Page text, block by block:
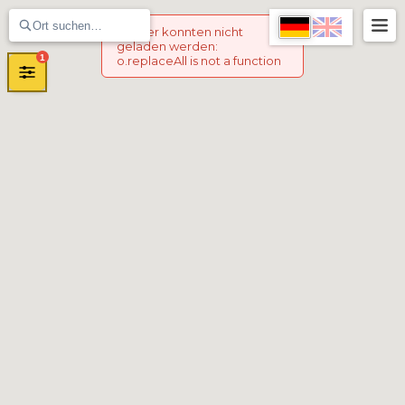
Marker konnten nicht
geladen werden:
o.replaceAll is not a function
1